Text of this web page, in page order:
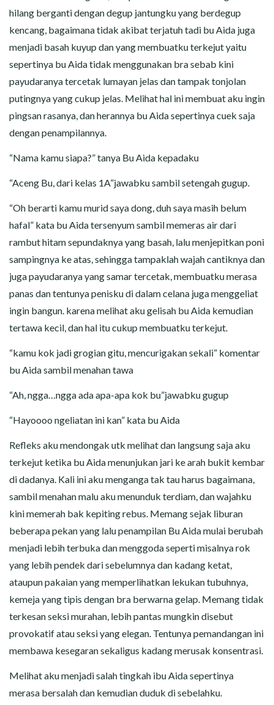
hilang berganti dengan degup jantungku yang berdegup
kencang, bagaimana tidak akibat terjatuh tadi bu Aida juga
menjadi basah kuyup dan yang membuatku terkejut yaitu
sepertinya bu Aida tidak menggunakan bra sebab kini
payudaranya tercetak lumayan jelas dan tampak tonjolan
putingnya yang cukup jelas. Melihat hal ini membuat aku ingin
pingsan rasanya, dan herannya bu Aida sepertinya cuek saja
dengan penampilannya.
“Nama kamu siapa?” tanya Bu Aida kepadaku
“Aceng Bu, dari kelas 1A”jawabku sambil setengah gugup.
“Oh berarti kamu murid saya dong, duh saya masih belum
hafal” kata bu Aida tersenyum sambil memeras air dari
rambut hitam sepundaknya yang basah, lalu menjepitkan poni
sampingnya ke atas, sehingga tampaklah wajah cantiknya dan
juga payudaranya yang samar tercetak, membuatku merasa
panas dan tentunya penisku di dalam celana juga menggeliat
ingin bangun. karena melihat aku gelisah bu Aida kemudian
tertawa kecil, dan hal itu cukup membuatku terkejut.
“kamu kok jadi grogian gitu, mencurigakan sekali” komentar
bu Aida sambil menahan tawa
“Ah, ngga…ngga ada apa-apa kok bu”jawabku gugup
“Hayoooo ngeliatan ini kan” kata bu Aida
Refleks aku mendongak utk melihat dan langsung saja aku
terkejut ketika bu Aida menunjukan jari ke arah bukit kembar
di dadanya. Kali ini aku menganga tak tau harus bagaimana,
sambil menahan malu aku menunduk terdiam, dan wajahku
kini memerah bak kepiting rebus. Memang sejak liburan
beberapa pekan yang lalu penampilan Bu Aida mulai berubah
menjadi lebih terbuka dan menggoda seperti misalnya rok
yang lebih pendek dari sebelumnya dan kadang ketat,
ataupun pakaian yang memperlihatkan lekukan tubuhnya,
kemeja yang tipis dengan bra berwarna gelap. Memang tidak
terkesan seksi murahan, lebih pantas mungkin disebut
provokatif atau seksi yang elegan. Tentunya pemandangan ini
membawa kesegaran sekaligus kadang merusak konsentrasi.
Melihat aku menjadi salah tingkah ibu Aida sepertinya
merasa bersalah dan kemudian duduk di sebelahku.